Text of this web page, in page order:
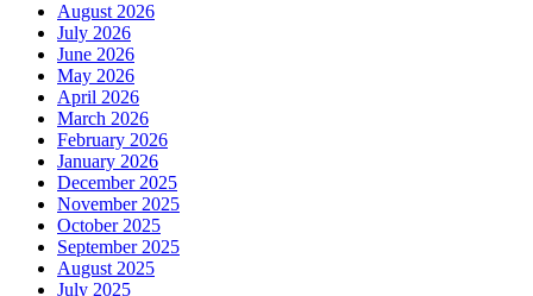
August 2026
July 2026
June 2026
May 2026
April 2026
March 2026
February 2026
January 2026
December 2025
November 2025
October 2025
September 2025
August 2025
July 2025